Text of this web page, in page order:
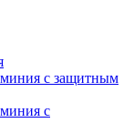
с защитным
с